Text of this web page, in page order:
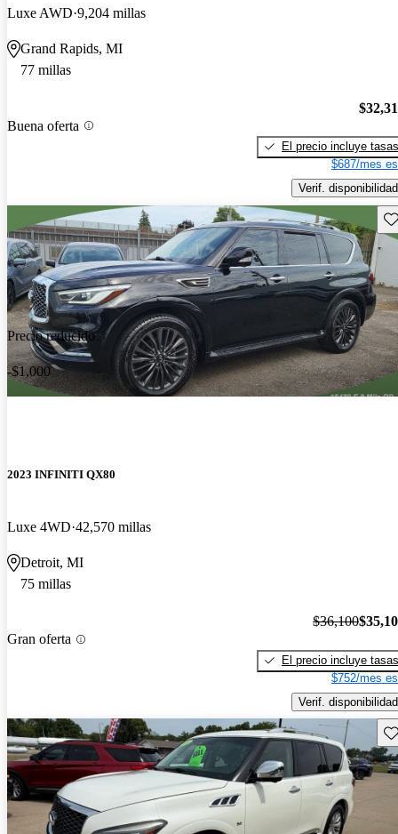
Luxe AWD 9,204 millas
Grand Rapids, MI
77 millas
Buena oferta
El precio incluye tasas
$687/mes
Verif. disponibilidad
Precio reducido
-$1,000
2023 INFINITI QX80
Luxe 4WD 42,570 millas
Detroit, MI
75 millas
Gran oferta
$36,100
El precio incluye tasas
$752/mes
Verif. disponibilidad